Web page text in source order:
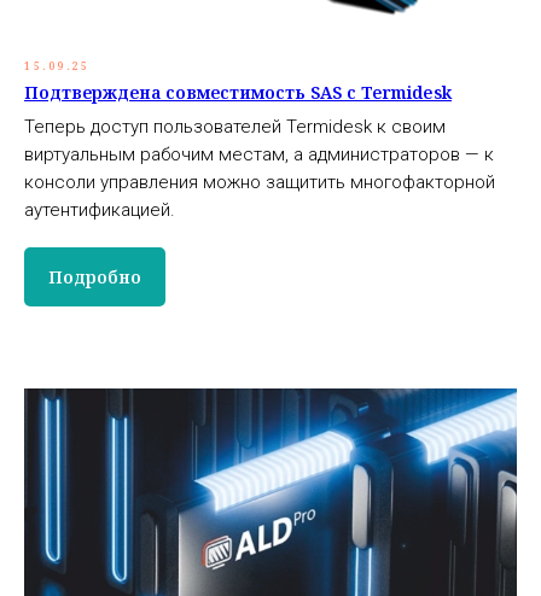
15.09.25
Подтверждена совместимость SAS с Termidesk
Теперь доступ пользователей Termidesk к своим
виртуальным рабочим местам, а администраторов — к
консоли управления можно защитить многофакторной
аутентификацией.
Подробно